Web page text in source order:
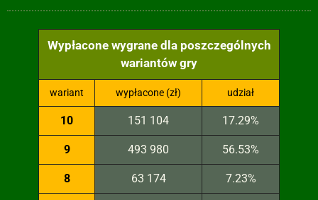
Wypłacone wygrane dla poszczególnych
wariantów gry
wariant wypłacone (zł) udział
10 151 104 17.29%
9 493 980 56.53%
8 63 174 7.23%